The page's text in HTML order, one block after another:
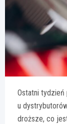
Ostatni tydzień
u
droższe, co